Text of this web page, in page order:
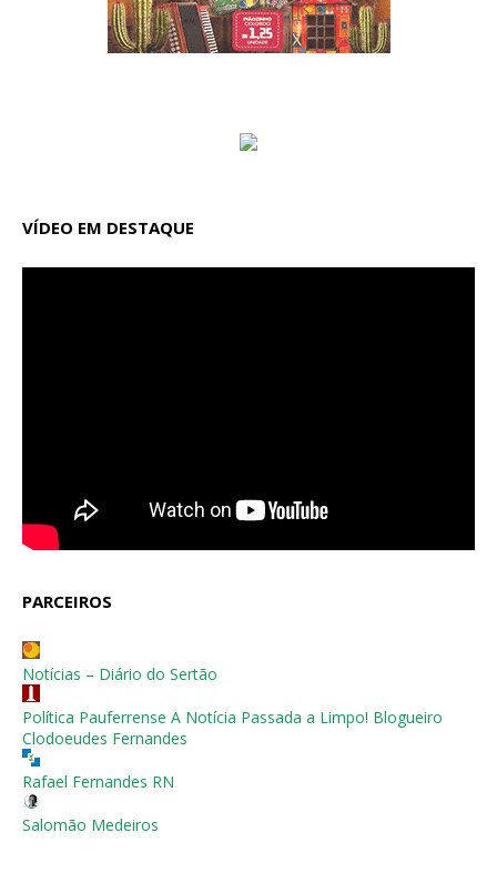
VÍDEO EM DESTAQUE
PARCEIROS
Notícias – Diário do Sertão
Política Pauferrense A Notícia Passada a Limpo! Blogueiro
Clodoeudes Fernandes
Rafael Fernandes RN
Salomão Medeiros